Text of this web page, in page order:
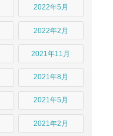
2022年5月
2022年2月
2021年11月
2021年8月
2021年5月
2021年2月